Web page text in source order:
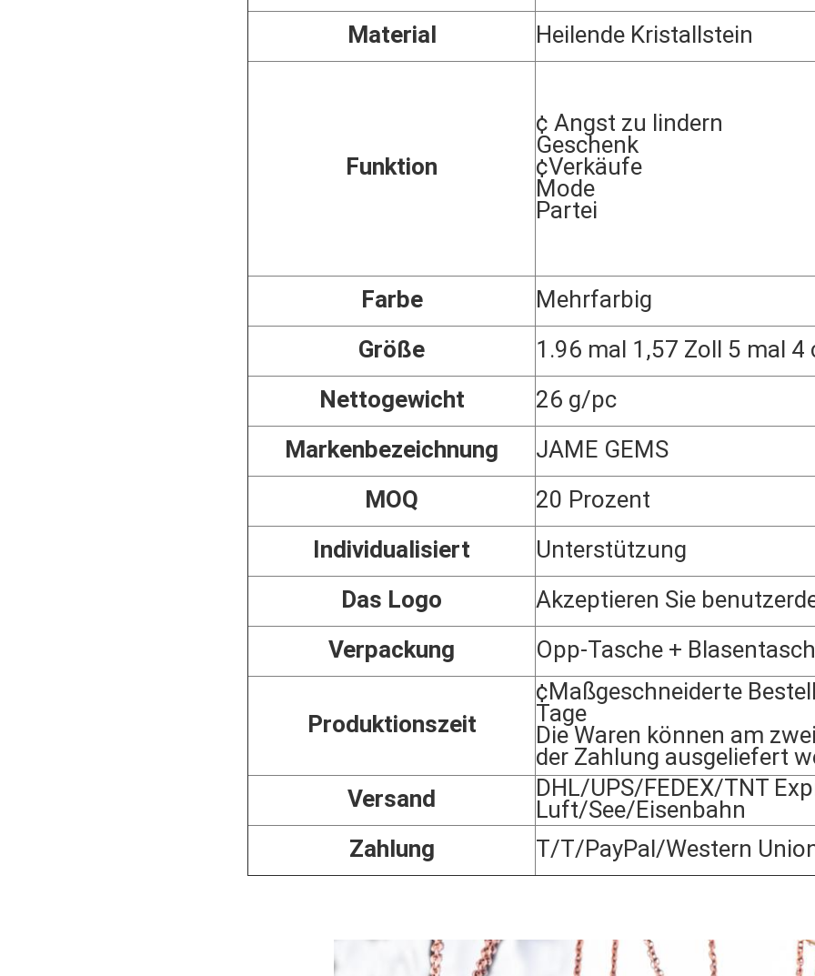
Material
Heilende Kristallstein
Funktion
¢ Angst zu lindern
Geschenk
¢Verkäufe
Mode
Partei
Farbe
Mehrfarbig
Größe
1.96 mal 1,57 Zoll 5 mal 4
Nettogewicht
26 g/pc
Markenbezeichnung
JAME GEMS
MOQ
20 Prozent
Individualisiert
Unterstützung
Das Logo
Akzeptieren Sie
Verpackung
Opp-Tasche +
Produktionszeit
¢Maßgeschneiderte
Tage
Die Waren können am
der Zahlung ausgeliefert
Versand
DHL/UPS/FEDEX/TNT
Luft/See/Eisenbahn
Zahlung
T/T/PayPal/Western